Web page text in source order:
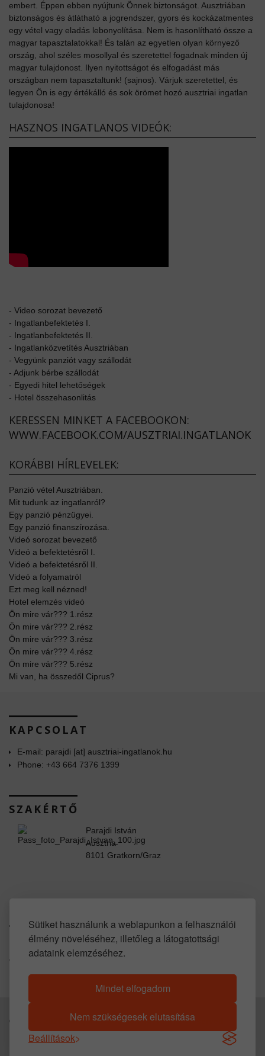
Sütiket használunk a weblapunkon a felhasználói
élmény növeléséhez, illetőleg a látogatottsági
adataink elemzéséhez.
Mindet elfogadom
Nem szükségesek elutasítása
Beállítások
embert. Éppen ebben nyújtunk Önnek biztonságot. Ausztriában
biztonságos és átlátható a jogrendszer, gyors és kockázatmentes
egy vétel vagy eladás lebonyolítása. Nem is hasonlítható össze a
magyar tapasztalatokkal! És talán az egyetlen olyan környező
ország, ahol széles mosollyal és szeretettel fogadnak minden új
magyar tulajdonost. Ilyen nyitottságot és elfogadást más
országban nem tapasztaltunk! (sajnos). Várjuk szeretettel, és
legyen Ön is egy értékálló és sok örömet hozó ausztriai ingatlan
tulajdonosa!
HASZNOS INGATLANOS VIDEÓK:
- Video sorozat bevezető
- Ingatlanbefektetés I.
- Ingatlanbefektetés II.
- Ingatlanközvetítés Ausztriában
- Vegyünk panziót vagy szállodát
- Adjunk bérbe szállodát
- Egyedi hitel lehetőségek
- Hotel összehasonlitás
KERESSEN MINKET A FACEBOOKON:
WWW.FACEBOOK.COM/AUSZTRIAI.INGATLANOK
KORÁBBI HÍRLEVELEK:
Panzió vétel Ausztriában.
Mit tudunk az ingatlanról?
Egy panzió pénzügyei.
Egy panzió finanszírozása.
Videó sorozat bevezető
Videó a befektetésről I.
Videó a befektetésről II.
Videó a folyamatról
Ezt meg kell nézned!
Hotel elemzés videó
Ön mire vár??? 1.rész
Ön mire vár??? 2.rész
Ön mire vár??? 3.rész
Ön mire vár??? 4.rész
Ön mire vár??? 5.rész
Mi van, ha összedől Ciprus?
KAPCSOLAT
E-mail: parajdi [at] ausztriai-ingatlanok.hu
Phone: +43 664 7376 1399
SZAKÉRTŐ
Parajdi István
Ausztria
8101 Gratkorn/Graz
SOCIAL LINKS
www.youtube.com/user/propertyinaustria
https://www.huis-kopen-oostenrijk.com
© 2016 - Parajdi Immobilien. All Rights Reserved.